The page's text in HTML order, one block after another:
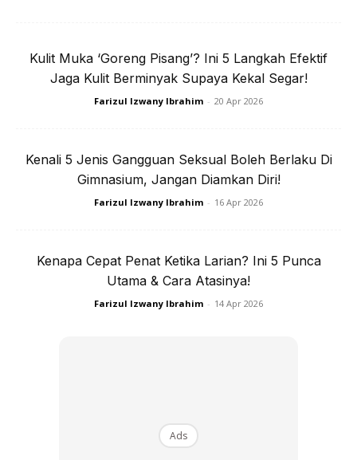
SELALU SEJUKKAN BADAN
Jika berada di rumah mandilah sekurang-kurangnya tiga
kaki ke dalam bekas air sejuk. Penggunaan tuala basah
diletakkan di atas kepada atau bahu juga boleh membantu
menyejukkan badan.
Kulit Muka ‘Goreng Pisang’? Ini 5 Langkah Efektif
Jaga Kulit Berminyak Supaya Kekal Segar!
Farizul Izwany Ibrahim - 20 Apr 2026
Kenali 5 Jenis Gangguan Seksual Boleh Berlaku Di
Gimnasium, Jangan Diamkan Diri!
Farizul Izwany Ibrahim - 16 Apr 2026
Kenapa Cepat Penat Ketika Larian? Ini 5 Punca
Utama & Cara Atasinya!
Farizul Izwany Ibrahim - 14 Apr 2026
Ads